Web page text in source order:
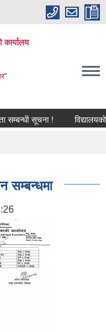
कार्यालय
सूचना ! विद्यालयको
सम्बन्धमा